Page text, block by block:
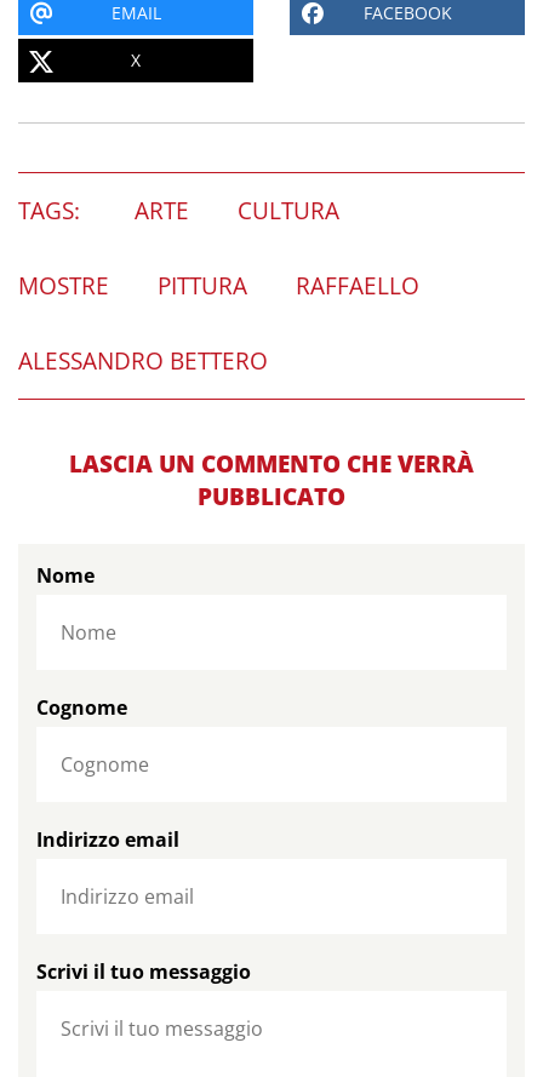
EMAIL FACEBOOK
X
TAGS: ARTE CULTURA
MOSTRE PITTURA RAFFAELLO
ALESSANDRO BETTERO
LASCIA UN COMMENTO CHE VERRÀ
PUBBLICATO
Nome
Cognome
Indirizzo email
Scrivi il tuo messaggio